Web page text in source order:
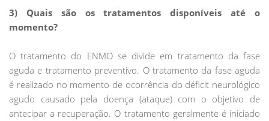
3) Quais são os tratamentos disponíveis até o
momento?
O tratamento do ENMO se divide em tratamento da fase
aguda e tratamento preventivo. O tratamento da fase aguda
é realizado no momento de ocorrência do déficit neurológico
agudo causado pela doença (ataque) com o objetivo de
antecipar a recuperação. O tratamento geralmente é iniciado